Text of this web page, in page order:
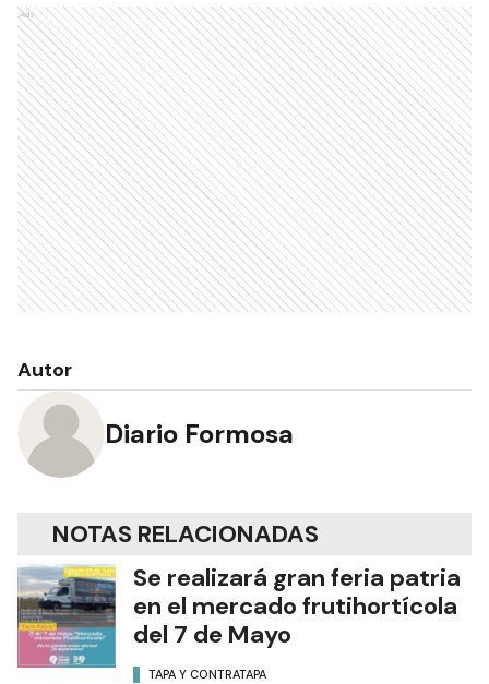
Ads
Autor
Diario Formosa
NOTAS RELACIONADAS
Se realizará gran feria patria
en el mercado frutihortícola
del 7 de Mayo
TAPA Y CONTRATAPA